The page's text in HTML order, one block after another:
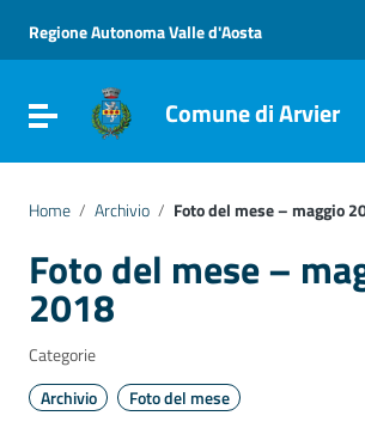
Vai al menu di navigazione
Vai al footer
Regione Autonoma Valle d'Aosta
Attiva / disattiva la navigazione
Comune di Arvier
Home / Archivio / Foto del mese – maggio
Foto del mese –
2018
Categorie
Archivio
Foto del mese